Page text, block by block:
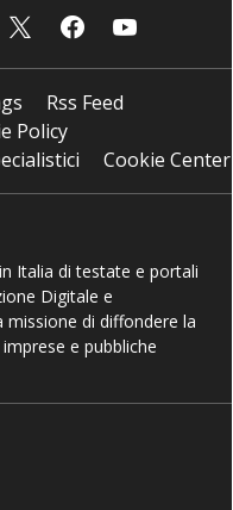
Rss Feed
Policy
Cookie Center
Italia di testate e portali
Digitale e
missione di diffondere la
e pubbliche